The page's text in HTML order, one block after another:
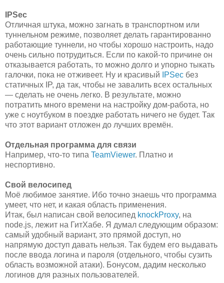
IPSec
Отличная штука, можно загнать в транспортном или
туннельном режиме, позволяет делать гарантированно
работающие туннели, но чтобы хорошо настроить, надо
очень сильно потрудиться. Если по какой-то причине он
отказывается работать, то можно долго и упорно тыкать
галочки, пока не отживеет. Ну и красивый
IPSec без
статичных IP, да так, чтобы не завалить всех остальных
— сделать не очень легко. В результате, можно
потратить много времени на настройку дом-работа, но
уже с ноутбуком в поездке работать ничего не будет. Так
что этот вариант отложен до лучших времён.
Отдельная программа для связи
Например, что-то типа TeamViewer. Платно и
неспортивно.
Свой велосипед
Моё любимое занятие. Ибо точно знаешь что программа
умеет, что нет, и какая область применения.
Итак, был написан свой велосипед knockProxy, на
node.js, лежит на ГитХабе. Я думал следующим образом:
самый удобный вариант, это прямой доступ, но
напрямую доступ давать нельзя. Так будем его выдавать
после ввода логина и пароля (отдельного, чтобы сузить
область возможной атаки). Бонусом, дадим несколько
логинов для разных пользователей.